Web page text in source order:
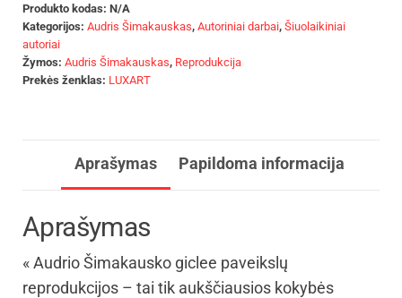
Produkto kodas: N/A
Kategorijos: Audris Šimakauskas, Autoriniai darbai, Šiuolaikiniai
autoriai
Žymos: Audris Šimakauskas, Reprodukcija
Prekės ženklas: LUXART
Aprašymas Papildoma informacija
Aprašymas
« Audrio Šimakausko giclee paveikslų
reprodukcijos – tai tik aukščiausios kokybės